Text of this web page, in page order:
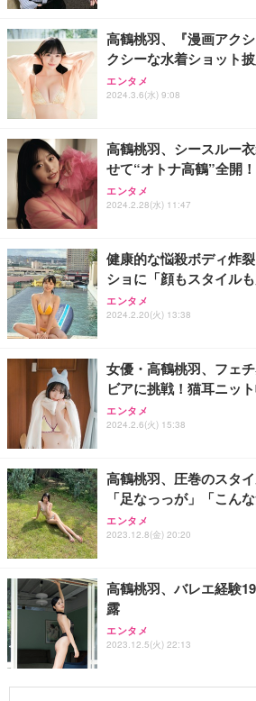
務用 おしゃれ パソコンチ
ANDWINT オフィスチェア
ッシュ 通気性 ランバーサポ
ス圧無段階昇降 360度回転
【MiniLED/24.5inch/280Hz/
HOOTER Gaming Monitor
グモニター QD 24.5インチ
アイリスオーヤマ ペットシ
ュラー 200枚入【
高鶴桃羽、『漫画アク
クシーな水着ショット
エンタメ
2024.3.6(水) 9:08
高鶴桃羽、シースルー
せて“オトナ高鶴”全開！
エンタメ
2024.2.28(水) 11:47
健康的な悩殺ボディ炸
ショに「顔もスタイルも
エンタメ
2024.2.20(火) 13:38
女優・高鶴桃羽、フェ
ビアに挑戦！猫耳ニッ
エンタメ
2024.2.6(火) 15:38
高鶴桃羽、圧巻のスタ
「足なっっが」「こん
エンタメ
2023.12.8(金) 20:20
高鶴桃羽、バレエ経験
露
エンタメ
2023.12.5(火) 22:13